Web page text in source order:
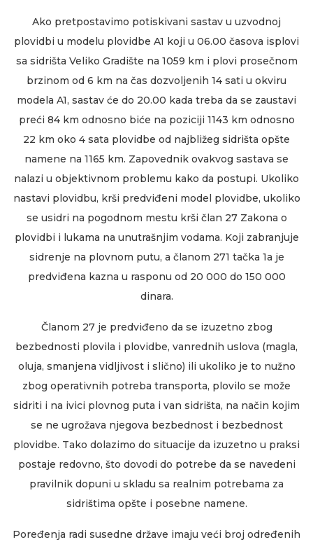
Ako pretpostavimo potiskivani sastav u uzvodnoj
plovidbi u modelu plovidbe A1 koji u 06.00 časova isplovi
sa sidrišta Veliko Gradište na 1059 km i plovi prosečnom
brzinom od 6 km na čas dozvoljenih 14 sati u okviru
modela A1, sastav će do 20.00 kada treba da se zaustavi
preći 84 km odnosno biće na poziciji 1143 km odnosno
22 km oko 4 sata plovidbe od najbližeg sidrišta opšte
namene na 1165 km. Zapovednik ovakvog sastava se
nalazi u objektivnom problemu kako da postupi. Ukoliko
nastavi plovidbu, krši predviđeni model plovidbe, ukoliko
se usidri na pogodnom mestu krši član 27 Zakona o
plovidbi i lukama na unutrašnjim vodama. Koji zabranjuje
sidrenje na plovnom putu, a članom 271 tačka 1a je
predviđena kazna u rasponu od 20 000 do 150 000
dinara.
Članom 27 je predviđeno da se izuzetno zbog
bezbednosti plovila i plovidbe, vanrednih uslova (magla,
oluja, smanjena vidljivost i slično) ili ukoliko je to nužno
zbog operativnih potreba transporta, plovilo se može
sidriti i na ivici plovnog puta i van sidrišta, na način kojim
se ne ugrožava njegova bezbednost i bezbednost
plovidbe. Tako dolazimo do situacije da izuzetno u praksi
postaje redovno, što dovodi do potrebe da se navedeni
pravilnik dopuni u skladu sa realnim potrebama za
sidrištima opšte i posebne namene.
Poređenja radi susedne države imaju veći broj određenih